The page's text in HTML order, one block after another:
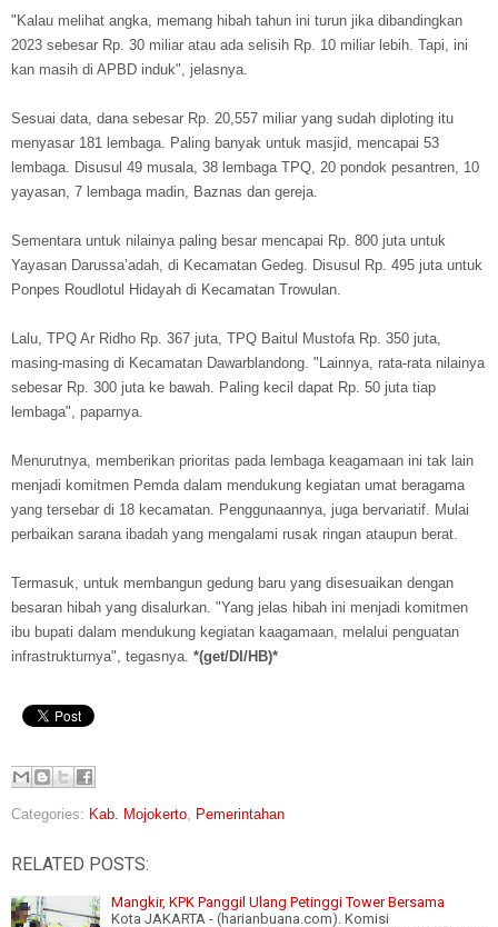
"Kalau melihat angka, memang hibah tahun ini turun jika dibandingkan
2023 sebesar Rp. 30 miliar atau ada selisih Rp. 10 miliar lebih. Tapi, ini
kan masih di APBD induk", jelasnya.
Sesuai data, dana sebesar Rp. 20,557 miliar yang sudah diploting itu
menyasar 181 lembaga. Paling banyak untuk masjid, mencapai 53
lembaga. Disusul 49 musala, 38 lembaga TPQ, 20 pondok pesantren, 10
yayasan, 7 lembaga madin, Baznas dan gereja.
Sementara untuk nilainya paling besar mencapai Rp. 800 juta untuk
Yayasan Darussa’adah, di Kecamatan Gedeg. Disusul Rp. 495 juta untuk
Ponpes Roudlotul Hidayah di Kecamatan Trowulan.
Lalu, TPQ Ar Ridho Rp. 367 juta, TPQ Baitul Mustofa Rp. 350 juta,
masing-masing di Kecamatan Dawarblandong. "Lainnya, rata-rata nilainya
sebesar Rp. 300 juta ke bawah. Paling kecil dapat Rp. 50 juta tiap
lembaga", paparnya.
Menurutnya, memberikan prioritas pada lembaga keagamaan ini tak lain
menjadi komitmen Pemda dalam mendukung kegiatan umat beragama
yang tersebar di 18 kecamatan. Penggunaannya, juga bervariatif. Mulai
perbaikan sarana ibadah yang mengalami rusak ringan ataupun berat.
Termasuk, untuk membangun gedung baru yang disesuaikan dengan
besaran hibah yang disalurkan. "Yang jelas hibah ini menjadi komitmen
ibu bupati dalam mendukung kegiatan kaagamaan, melalui penguatan
infrastrukturnya", tegasnya. *(get/DI/HB)*
Categories: Kab. Mojokerto, Pemerintahan
RELATED POSTS:
Mangkir, KPK Panggil Ulang Petinggi Tower Bersama
Kota JAKARTA - (harianbuana.com). Komisi